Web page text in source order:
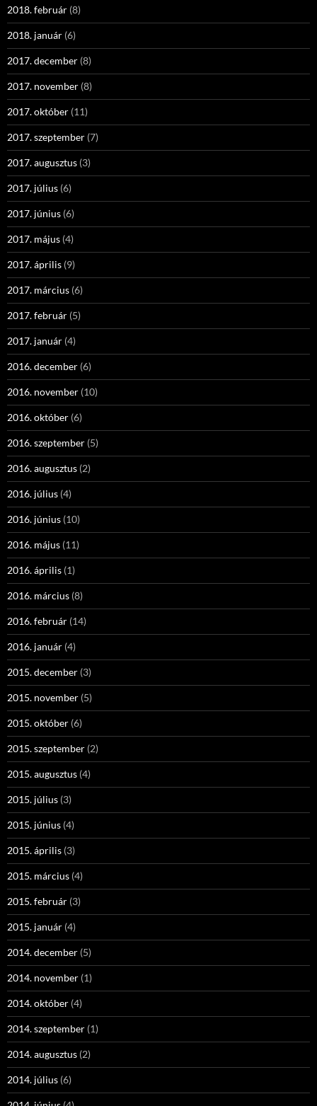
2018. február (8)
2018. január (6)
2017. december (8)
2017. november (8)
2017. október (11)
2017. szeptember (7)
2017. augusztus (3)
2017. július (6)
2017. június (6)
2017. május (4)
2017. április (9)
2017. március (6)
2017. február (5)
2017. január (4)
2016. december (6)
2016. november (10)
2016. október (6)
2016. szeptember (5)
2016. augusztus (2)
2016. július (4)
2016. június (10)
2016. május (11)
2016. április (1)
2016. március (8)
2016. február (14)
2016. január (4)
2015. december (3)
2015. november (5)
2015. október (6)
2015. szeptember (2)
2015. augusztus (4)
2015. július (3)
2015. június (4)
2015. április (3)
2015. március (4)
2015. február (3)
2015. január (4)
2014. december (5)
2014. november (1)
2014. október (4)
2014. szeptember (1)
2014. augusztus (2)
2014. július (6)